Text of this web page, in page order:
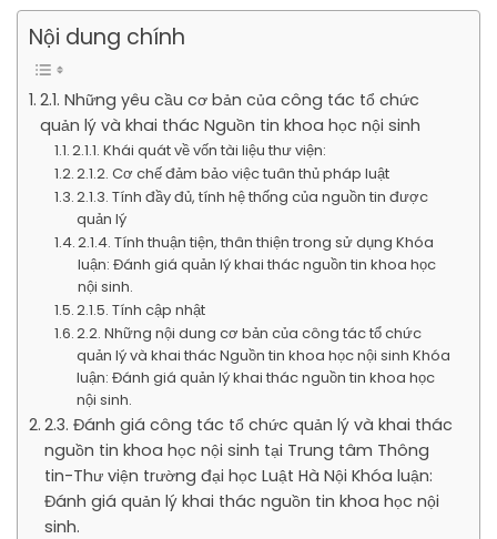
Nội dung chính
2.1. Những yêu cầu cơ bản của công tác tổ chức
quản lý và khai thác Nguồn tin khoa học nội sinh
2.1.1. Khái quát về vốn tài liệu thư viện:
2.1.2. Cơ chế đảm bảo việc tuân thủ pháp luật
2.1.3. Tính đầy đủ, tính hệ thống của nguồn tin được
quản lý
2.1.4. Tính thuận tiện, thân thiện trong sử dụng Khóa
luận: Đánh giá quản lý khai thác nguồn tin khoa học
nội sinh.
2.1.5. Tính cập nhật
2.2. Những nội dung cơ bản của công tác tổ chức
quản lý và khai thác Nguồn tin khoa học nội sinh Khóa
luận: Đánh giá quản lý khai thác nguồn tin khoa học
nội sinh.
2.3. Đánh giá công tác tổ chức quản lý và khai thác
nguồn tin khoa học nội sinh tại Trung tâm Thông
tin-Thư viện trường đại học Luật Hà Nội Khóa luận:
Đánh giá quản lý khai thác nguồn tin khoa học nội
sinh.